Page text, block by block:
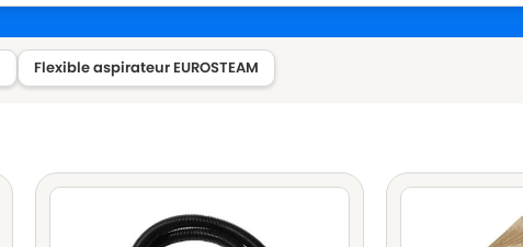
Flexible aspirateur EUROSTEAM